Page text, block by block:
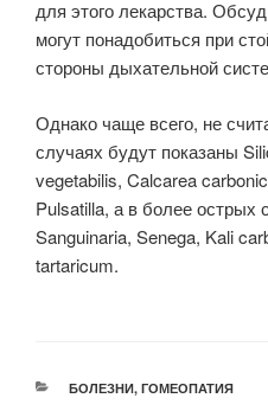
для этого лекарства.
могут понадобиться при
стороны дыхательной
Однако чаще все­го, не
случаях будут показаны
vegetabilis, Calcarea
Pulsatilla, а в более острых
Sanguinaria, Senega, Kali
tartaricum.
РУБРИКИ
БОЛЕЗНИ, ГОМЕОПАТИЯ